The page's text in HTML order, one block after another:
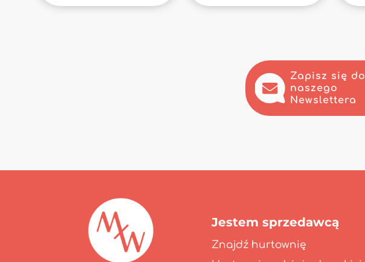
Zapisz się do
naszego
Newslettera
Jestem sprzedawcą
Znajdź hurtownię